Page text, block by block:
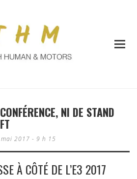
NI DE STAND
2017 - 9 h 15
À CÔTÉ DE L’E3 2017